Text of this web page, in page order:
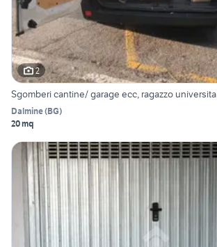
2
Sgomberi cantine/ garage ecc, ragazzo universita
Dalmine(BG)
20 mq